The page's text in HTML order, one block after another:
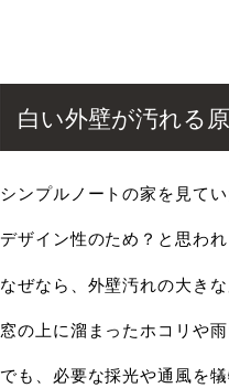
白い外壁が汚れる
シンプルノートの家を見て
デザイン性のため？と思わ
なぜなら、外壁汚れの大き
窓の上に溜まったホコリや
でも、必要な採光や通風を